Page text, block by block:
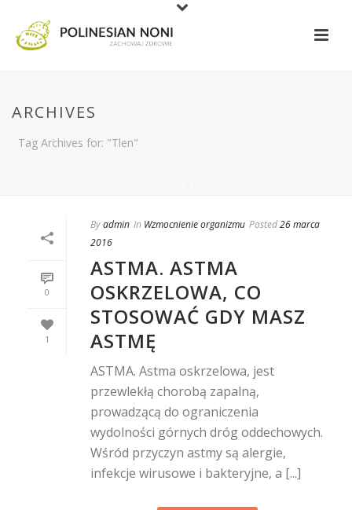
ARCHIVES
Tag Archives for: "Tlen"
0
1
Byadmin In Wzmocnienie organizmu Posted26 marca
2016
ASTMA. ASTMA
OSKRZELOWA, CO
STOSOWAĆ GDY MASZ
ASTMĘ
ASTMA. Astma oskrzelowa, jest
przewlekłą chorobą zapalną,
prowadzącą do ograniczenia
wydolności górnych dróg oddechowych.
Wśród przyczyn astmy są alergie,
infekcje wirusowe i bakteryjne, a [...]